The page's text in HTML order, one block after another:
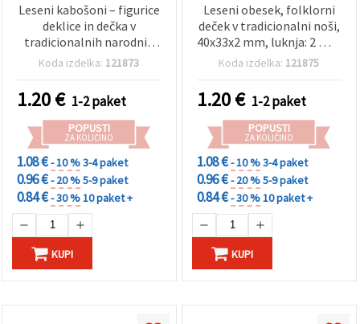
Leseni kabošoni – figurice
deklice in dečka v
tradicionalnih narodnih
nošah, 36 x 34 x 1,5 mm –
Koda izdelka: 121873
1.20€ 1-2 paket
POPUSTI
ZA KOLIČINO
1.08 €- 10 %3-4 paket
0.96 €- 20 %5-9 paket
0.84 €- 30 %10 paket +
KUPI
Leseni obesek, folklorni
deček v tradicionalni noši,
40x33x2 mm, luknja: 2 mm
- 10 kosov
Koda izdelka: 121875
1.20€ 1-2 paket
POPUSTI
ZA KOLIČINO
1.08 €- 10 %3-4 paket
0.96 €- 20 %5-9 paket
0.84 €- 30 %10 paket +
KUPI